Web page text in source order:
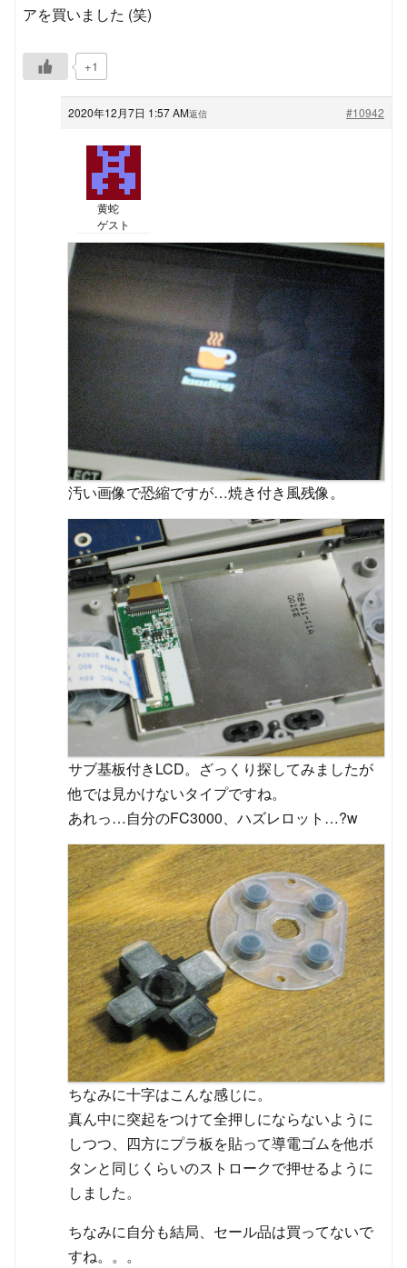
アを買いました (笑)
+1
2020年12月7日 1:57 AM #10942
返信
黄蛇
ゲスト
汚い画像で恐縮ですが…焼き付き風残像。
サブ基板付きLCD。ざっくり探してみましたが
他では見かけないタイプですね。
あれっ…自分のFC3000、ハズレロット…?w
ちなみに十字はこんな感じに。
真ん中に突起をつけて全押しにならないように
しつつ、四方にプラ板を貼って導電ゴムを他ボ
タンと同じくらいのストロークで押せるように
しました。
ちなみに自分も結局、セール品は買ってないで
すね。。。